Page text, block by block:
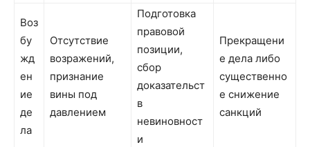
Воз
бу
жд
ен
ие
де
ла
Отсутствие
возражений,
признание
вины под
давлением
Подготовка
правовой
позиции,
сбор
доказательст
в
невиновност
и
Прекращени
е дела либо
существенно
е снижение
санкций